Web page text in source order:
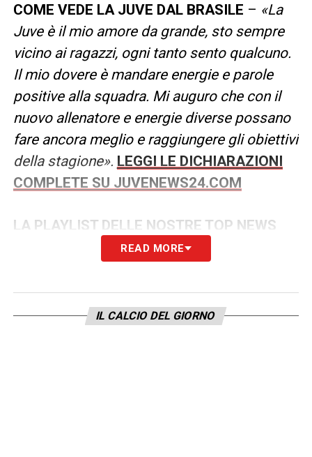
COME VEDE LA JUVE DAL BRASILE – «La
Juve è il mio amore da grande, sto sempre
vicino ai ragazzi, ogni tanto sento qualcuno.
Il mio dovere è mandare energie e parole
positive alla squadra. Mi auguro che con il
nuovo allenatore e energie diverse possano
fare ancora meglio e raggiungere gli obiettivi
della stagione». LEGGI LE DICHIARAZIONI
COMPLETE SU JUVENEWS24.COM
LA PLAYLIST DELLE NOSTRE TOP NEWS
READ MORE
IL CALCIO DEL GIORNO